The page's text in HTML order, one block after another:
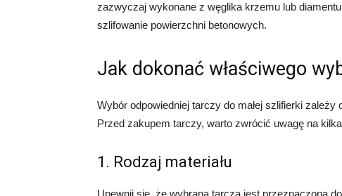
zazwyczaj wykonane z węglika krzemu lub
szlifowanie powierzchni betonowych.
Jak dokonać właściwego
Wybór odpowiedniej tarczy do małej szlifierki
Przed zakupem tarczy, warto zwrócić uwagę na
1. Rodzaj materiału
Upewnij się, że wybrana tarcza jest przeznaczona